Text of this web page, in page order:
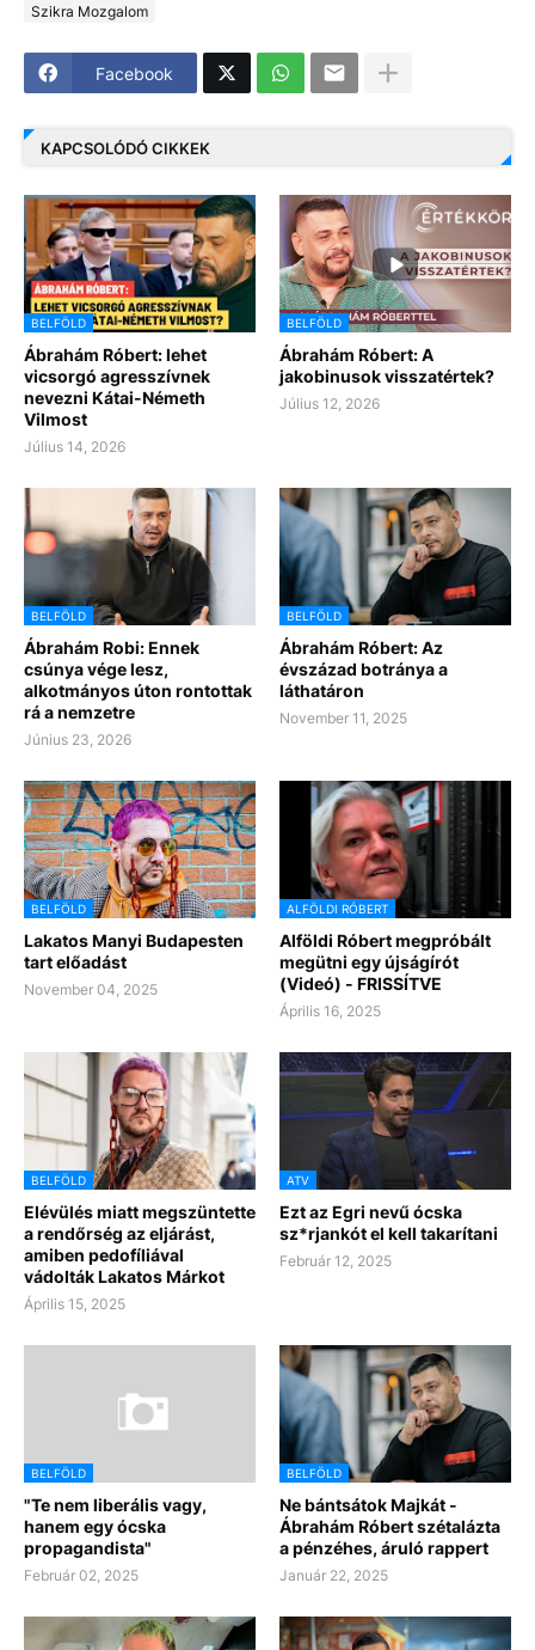
Szikra Mozgalom
Facebook
KAPCSOLÓDÓ CIKKEK
BELFÖLD
Ábrahám Róbert: lehet
vicsorgó agresszívnek
nevezni Kátai-Németh
Vilmost
Július 14, 2026
BELFÖLD
Ábrahám Róbert: A
jakobinusok visszatértek?
Július 12, 2026
BELFÖLD
Ábrahám Robi: Ennek
csúnya vége lesz,
alkotmányos úton rontottak
rá a nemzetre
Június 23, 2026
BELFÖLD
Ábrahám Róbert: Az
évszázad botránya a
láthatáron
November 11, 2025
BELFÖLD
Lakatos Manyi Budapesten
tart előadást
November 04, 2025
ALFÖLDI RÓBERT
Alföldi Róbert megpróbált
megütni egy újságírót
(Videó) - FRISSÍTVE
Április 16, 2025
BELFÖLD
Elévülés miatt megszüntette
a rendőrség az eljárást,
amiben pedofíliával
vádolták Lakatos Márkot
Április 15, 2025
ATV
Ezt az Egri nevű ócska
sz*rjankót el kell takarítani
Február 12, 2025
BELFÖLD
"Te nem liberális vagy,
hanem egy ócska
propagandista"
Február 02, 2025
BELFÖLD
Ne bántsátok Majkát -
Ábrahám Róbert szétalázta
a pénzéhes, áruló rappert
Január 22, 2025